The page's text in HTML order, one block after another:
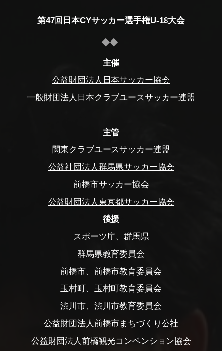
第47回日本CYサッカー選手権U-18大会
主催
公益財団法人日本サッカー協会
一般財団法人日本クラブユースサッカー連盟
主管
関東クラブユースサッカー連盟
公益社団法人群馬県サッカー協会
前橋市サッカー協会
公益財団法人東京都サッカー協会
後援
スポーツ庁、群馬県
群馬県教育委員会
前橋市、前橋市教育委員会
玉村町、玉村町教育委員会
渋川市、渋川市教育委員会
公益財団法人前橋市まちづくり公社
公益財団法人前橋観光コンベンション協会